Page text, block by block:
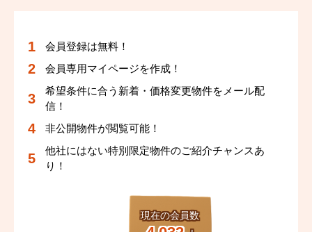
現在の会員数
会員登録は無料！
会員専用マイページを作成！
希望条件に合う新着・価格変更物件をメール配
信！
非公開物件が閲覧可能！
他社にはない特別限定物件のご紹介チャンスあ
り！